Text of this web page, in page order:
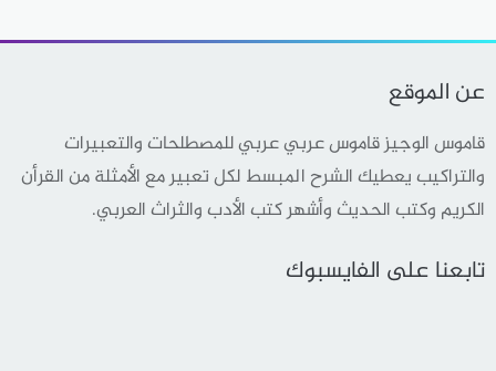
عن الموقع
قاموس الوجيز قاموس عربي عربي للمصطلحات والتعبيرات
والتراكيب يعطيك الشرح المبسط لكل تعبير مع الأمثلة من القرأن
الكريم وكتب الحديث وأشهر كتب الأدب والثراث العربي.
تابعنا على الفايسبوك